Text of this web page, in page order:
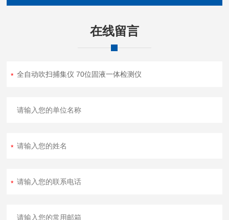
在线留言